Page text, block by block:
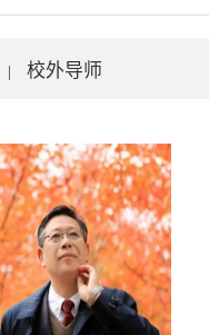
| 校外导师